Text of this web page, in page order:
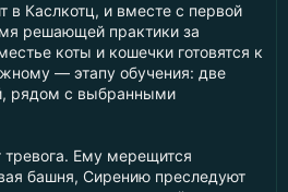
в Каслкотц, и вместе с первой
решающей практики за
коты и кошечки готовятся к
— этапу обучения: две
рядом с выбранными
тревога. Ему мерещится
башня, Сирению преследуют